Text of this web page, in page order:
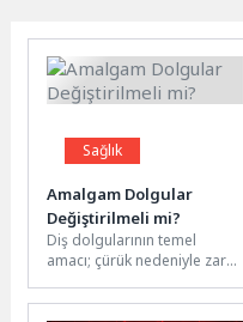
Sağlık
Amalgam Dolgular
Değiştirilmeli mi?
Diş dolgularının temel
amacı; çürük nedeniyle zarar
onarmak, çiğneme